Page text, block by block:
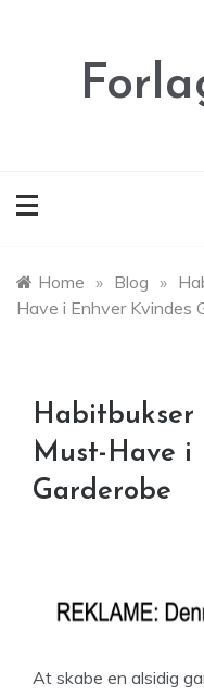
Home » Blog »
Have i Enhver Kvindes
Habitbukser
Must-Have i
Garderobe
At skabe en alsidig